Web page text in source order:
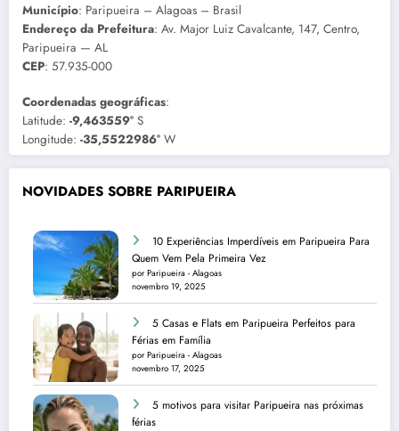
Município: Paripueira – Alagoas – Brasil
Endereço da Prefeitura: Av. Major Luiz Cavalcante, 147, Centro,
Paripueira — AL
CEP: 57.935-000
Coordenadas geográficas:
Latitude: -9,463559° S
Longitude: -35,5522986° W
NOVIDADES SOBRE PARIPUEIRA
10 Experiências Imperdíveis em Paripueira Para
Quem Vem Pela Primeira Vez
por Paripueira - Alagoas
novembro 19, 2025
5 Casas e Flats em Paripueira Perfeitos para
Férias em Família
por Paripueira - Alagoas
novembro 17, 2025
5 motivos para visitar Paripueira nas próximas
férias